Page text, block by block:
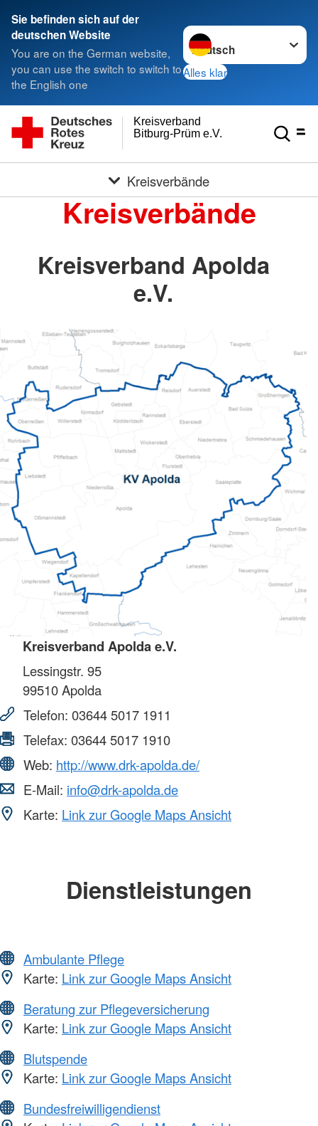
Sie befinden sich auf der
deutschen Website
You are on the German website,
you can use the switch to switch to
the English one
Sprache wechseln zu
Alles klar
Bitburg-Prüm e.V.
Kreisverband
Kreisverbände
Kreisverbände
Kreisverband Apolda
e.V.
Kreisverband Apolda e.V.
Lessingstr. 95
99510Apolda
Telefon: 03644 5017 1911
Telefax: 03644 5017 1910
Web: http://www.drk-apolda.de/
E-Mail: info@drk-apolda.de
Karte: Link zur Google Maps Ansicht
Dienstleistungen
Ambulante Pflege
Karte: Link zur Google Maps Ansicht
Beratung zur Pflegeversicherung
Karte: Link zur Google Maps Ansicht
Blutspende
Karte: Link zur Google Maps Ansicht
Bundesfreiwilligendienst